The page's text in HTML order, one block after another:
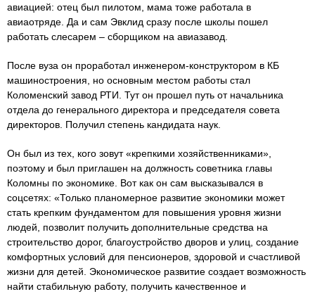
авиацией: отец был пилотом, мама тоже работала в
авиаотряде. Да и сам Эвклид сразу после школы пошел
работать слесарем – сборщиком на авиазавод.
После вуза он проработал инженером-конструктором в КБ
машиностроения, но основным местом работы стал
Коломенский завод РТИ. Тут он прошел путь от начальника
отдела до генерального директора и председателя совета
директоров. Получил степень кандидата наук.
Он был из тех, кого зовут «крепкими хозяйственниками»,
поэтому и был приглашен на должность советника главы
Коломны по экономике. Вот как он сам высказывался в
соцсетях: «Только планомерное развитие экономики может
стать крепким фундаментом для повышения уровня жизни
людей, позволит получить дополнительные средства на
строительство дорог, благоустройство дворов и улиц, создание
комфортных условий для пенсионеров, здоровой и счастливой
жизни для детей. Экономическое развитие создает возможность
найти стабильную работу, получить качественное и